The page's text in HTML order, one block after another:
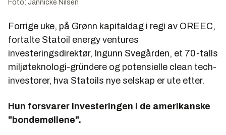
Foto: Jannicke Nilsen
Forrige uke, på Grønn kapitaldag i regi av OREEC,
fortalte Statoil energy ventures
investeringsdirektør, Ingunn Svegården, et 70-talls
miljøteknologi-gründere og potensielle clean tech-
investorer, hva Statoils nye selskap er ute etter.
Hun forsvarer investeringen i de amerikanske
"bondemøllene".